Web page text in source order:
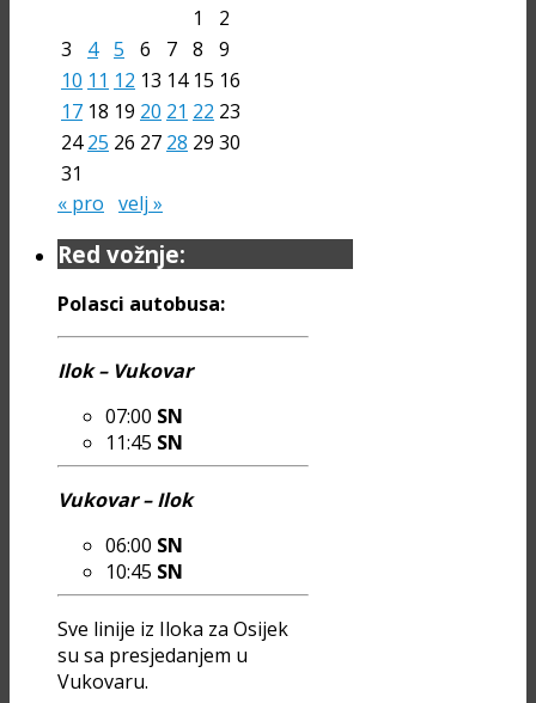
1
2
3
4 5 6 7 8
9
10 11 12 13 14 15 16
17 18 19 20 21 22 23
24 25 26 27 28 29 30
31
« pro velj »
Red vožnje:
Polasci autobusa:
Ilok – Vukovar
07:00 SN
11:45 SN
Vukovar – Ilok
06:00 SN
10:45 SN
Sve linije iz Iloka za Osijek
su sa presjedanjem u
Vukovaru.